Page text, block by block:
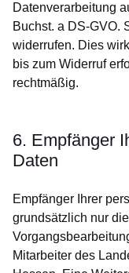
Datenverarbeitung
Buchst. a DS-GVO.
widerrufen. Dies
bis zum Widerruf
rechtmäßig.
6. Empfänger
Daten
Empfänger Ihrer
grundsätzlich nur
Mitarbeiter des